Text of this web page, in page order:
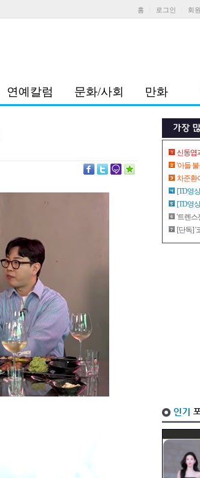
홈 로그인 회
연예칼럼 문화/사회 만화
신동엽
'아들
차준환
[TD영
[TD영
'트렌스
[단독] '